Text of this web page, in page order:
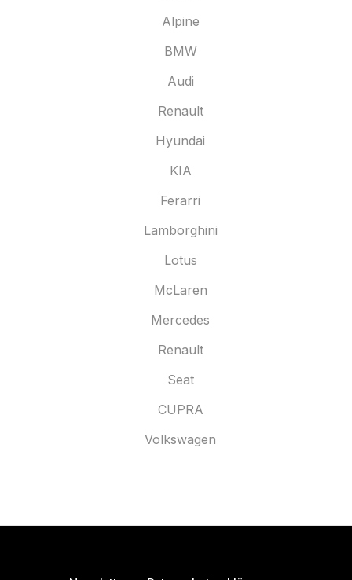
Alpine
BMW
Audi
Renault
Hyundai
KIA
Ferarri
Lamborghini
Lotus
McLaren
Mercedes
Renault
Seat
CUPRA
Volkswagen